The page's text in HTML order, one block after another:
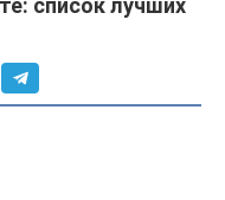
список лучших